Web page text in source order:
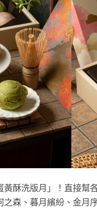
酥洗版月」！直接幫
森、暮月繽紛、金月